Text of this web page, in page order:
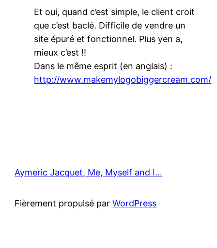
Et oui, quand c’est simple, le client croit
que c’est baclé. Difficile de vendre un
site épuré et fonctionnel. Plus yen a,
mieux c’est !!
Dans le même esprit (en anglais) :
http://www.makemylogobiggercream.com/
Aymeric Jacquet, Me, Myself and I…
Fièrement propulsé parWordPress